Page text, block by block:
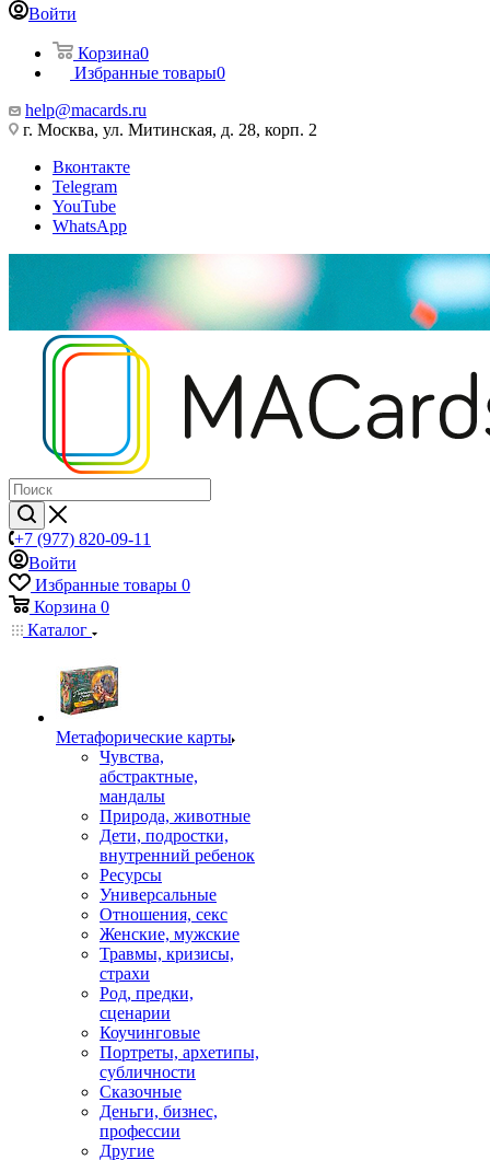
Войти
Корзина0
Избранные товары0
help@macards.ru
г. Москва, ул. Митинская, д. 28, корп. 2
Вконтакте
Telegram
YouTube
WhatsApp
+7 (977) 820-09-11
Войти
Избранные товары 0
Корзина 0
Каталог
Mетафорические карты
Чувства,
абстрактные,
мандалы
Природа, животные
Дети, подростки,
внутренний ребенок
Ресурсы
Универсальные
Отношения, секс
Женские, мужские
Травмы, кризисы,
страхи
Род, предки,
сценарии
Коучинговые
Портреты, архетипы,
субличности
Сказочные
Деньги, бизнес,
профессии
Другие